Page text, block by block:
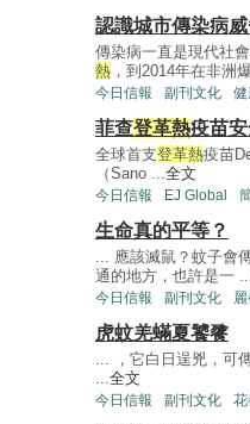
認識城市傳染病
傳染病一直是現代社
熱 ，到2014年在非洲
今日信報 副刊文化 健
菲查登革熱疫苗
全球首支登革熱疫苗
（Sano ...全文
今日信報 EJ Global
生命真的平等？
... 應該滅鼠？蚊子會
通的地方，也許是一
今日信報 副刊文化
虎蚊羌蟎夏饕餮
... ，它白日逞兇，可
...全文
今日信報 副刊文化